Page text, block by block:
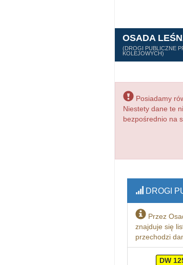
OSADA
(DROGI PUBLICZNE
KOLEJOWYCH)
Posiadamy
Niestety dane te
bezpośrednio na
DROGI
Przez
znajduje się
przechodzi
DW